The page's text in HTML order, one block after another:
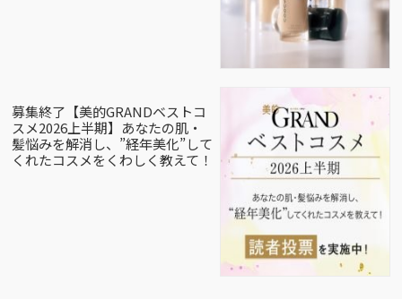
募集終了【美的GRANDベストコ
スメ2026上半期】あなたの肌・
髪悩みを解消し、”経年美化”して
くれたコスメをくわしく教えて！